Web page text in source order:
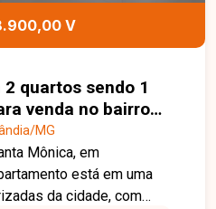
V
quartos sendo 1
MG
MG
Mônica, em
está em uma
da cidade, com